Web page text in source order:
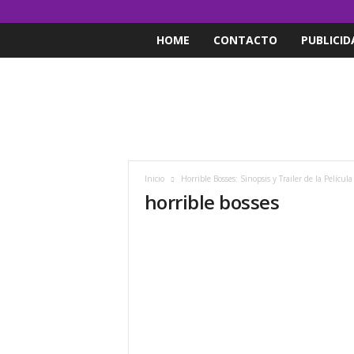
HOME CONTACTO
Inicio Horrible Bosses: Sinopsis y Trailer de la Película
horrible bosses